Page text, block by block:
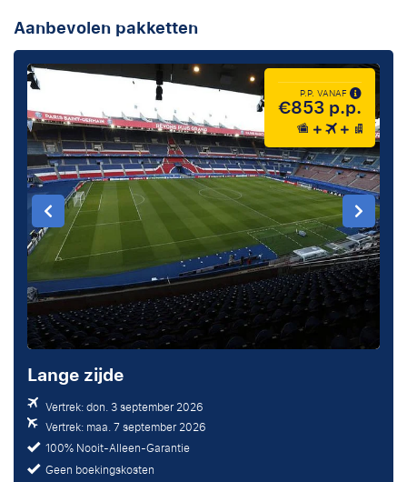
Aanbevolen pakketten
P.P. VANAF
€853 p.p.
Lange zijde
Vertrek: don. 3 september 2026
Vertrek: maa. 7 september 2026
100% Nooit-Alleen-Garantie
Geen boekingskosten